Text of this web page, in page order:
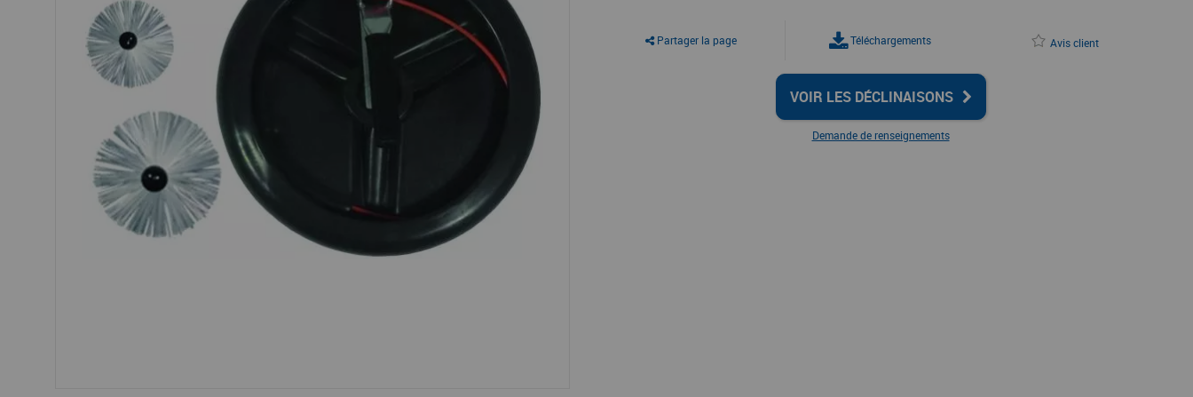
Partager la page Téléchargements Avis client
VOIR LES DÉCLINAISONS
Demande de renseignements